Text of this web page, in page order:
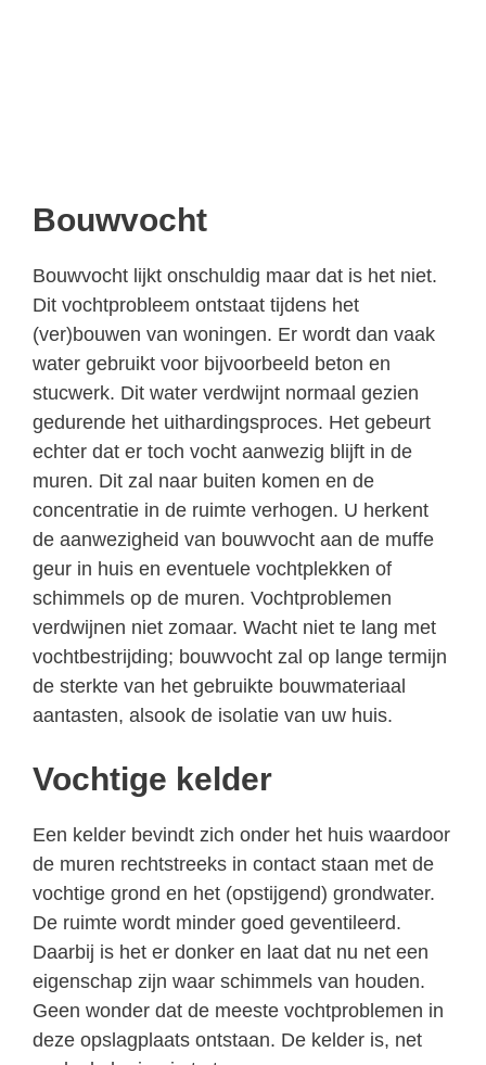
Bouwvocht
Bouwvocht lijkt onschuldig maar dat is het niet.
Dit vochtprobleem ontstaat tijdens het
(ver)bouwen van woningen. Er wordt dan vaak
water gebruikt voor bijvoorbeeld beton en
stucwerk. Dit water verdwijnt normaal gezien
gedurende het uithardingsproces. Het gebeurt
echter dat er toch vocht aanwezig blijft in de
muren. Dit zal naar buiten komen en de
concentratie in de ruimte verhogen. U herkent
de aanwezigheid van bouwvocht aan de muffe
geur in huis en eventuele vochtplekken of
schimmels op de muren. Vochtproblemen
verdwijnen niet zomaar. Wacht niet te lang met
vochtbestrijding; bouwvocht zal op lange termijn
de sterkte van het gebruikte bouwmateriaal
aantasten, alsook de isolatie van uw huis.
Vochtige kelder
Een kelder bevindt zich onder het huis waardoor
de muren rechtstreeks in contact staan met de
vochtige grond en het (opstijgend) grondwater.
De ruimte wordt minder goed geventileerd.
Daarbij is het er donker en laat dat nu net een
eigenschap zijn waar schimmels van houden.
Geen wonder dat de meeste vochtproblemen in
deze opslagplaats ontstaan. De kelder is, net